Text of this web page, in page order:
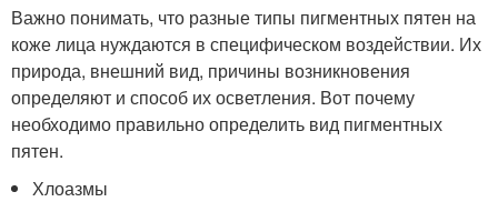
Важно понимать, что разные типы пигментных пятен на
коже лица нуждаются в специфическом воздействии. Их
природа, внешний вид, причины возникновения
определяют и способ их осветления. Вот почему
необходимо правильно определить вид пигментных
пятен.
Хлоазмы